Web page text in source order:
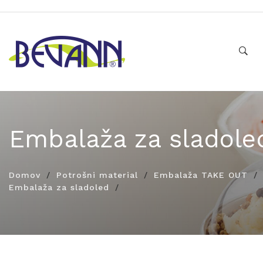
Embalaža za
Domov Potrošni material
Embalaža TAKE OUT
Embalaža za sladoled